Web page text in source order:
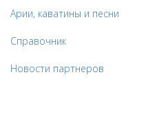
Арии, каватины и песни
Справочник
Новости партнеров